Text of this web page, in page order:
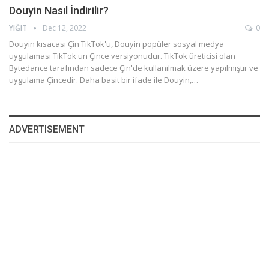
Douyin Nasıl İndirilir?
YIĞIT Dec 12, 2022 0
Douyin kısacası Çin TikTok'u, Douyin popüler sosyal medya
uygulaması TikTok'un Çince versiyonudur. TikTok üreticisi olan
Bytedance tarafından sadece Çin'de kullanılmak üzere yapılmıştır ve
uygulama Çincedir. Daha basit bir ifade ile Douyin,…
ADVERTISEMENT